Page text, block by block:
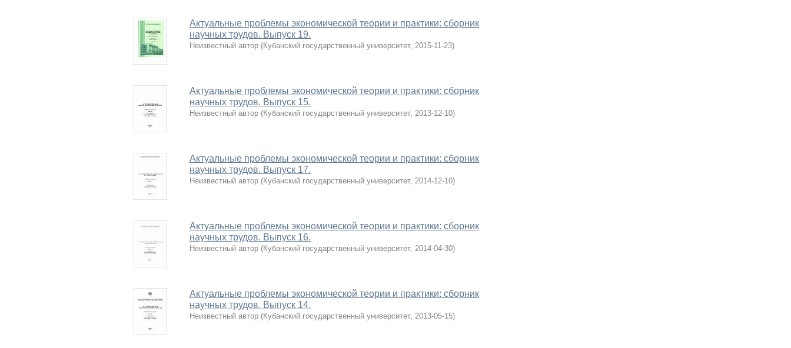
Актуальные проблемы экономической теории и практики: сборник
научных трудов. Выпуск 19.
Неизвестный автор (Кубанский государственный университет, 2015-11-23)
Актуальные проблемы экономической теории и практики: сборник
научных трудов. Выпуск 15.
Неизвестный автор (Кубанский государственный университет, 2013-12-10)
Актуальные проблемы экономической теории и практики: сборник
научных трудов. Выпуск 17.
Неизвестный автор (Кубанский государственный университет, 2014-12-10)
Актуальные проблемы экономической теории и практики: сборник
научных трудов. Выпуск 16.
Неизвестный автор (Кубанский государственный университет, 2014-04-30)
Актуальные проблемы экономической теории и практики: сборник
научных трудов. Выпуск 14.
Неизвестный автор (Кубанский государственный университет, 2013-05-15)